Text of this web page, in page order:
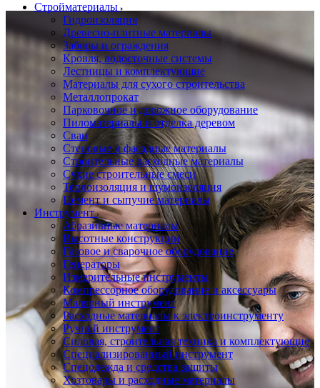
Стройматериалы
Гидроизоляция
Древесно-плитные материалы
Заборы и ограждения
Кровля, водосточные системы
Лестницы и комплектующие
Материалы для сухого строительства
Металлопрокат
Парковочное и дорожное оборудование
Пиломатериалы и отделка деревом
Сваи
Стеновые и фасадные материалы
Строительные расходные материалы
Сухие строительные смеси
Теплоизоляция и шумоизоляция
Цемент и сыпучие материалы
Инструмент
Абразивные материалы
Высотные конструкции
Газовое и сварочное оборудование
Генераторы
Измерительные инструменты
Компрессорное оборудование и аксессуары
Малярный инструмент
Расходные материалы к электроинструменту
Ручной инструмент
Силовая, строительная техника и комплектующие
Специализированный инструмент
Спецодежда и средства защиты
Хозтовары и расходные материалы